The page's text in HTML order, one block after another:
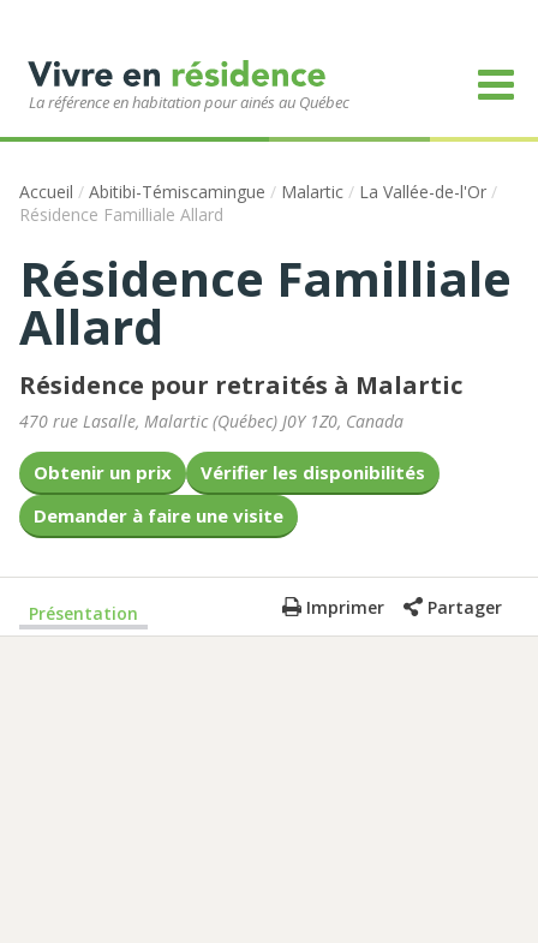
La référence en habitation pour ainés au Québec
Accueil / Abitibi-Témiscamingue / Malartic / La Vallée-de-l'Or /
Résidence Familliale Allard
Résidence Familliale
Allard
Résidence pour retraités à Malartic
470 rue Lasalle, Malartic(Québec) J0Y 1Z0, Canada
Obtenir un prix
Vérifier les disponibilités
Demander à faire une visite
Présentation Imprimer Partager